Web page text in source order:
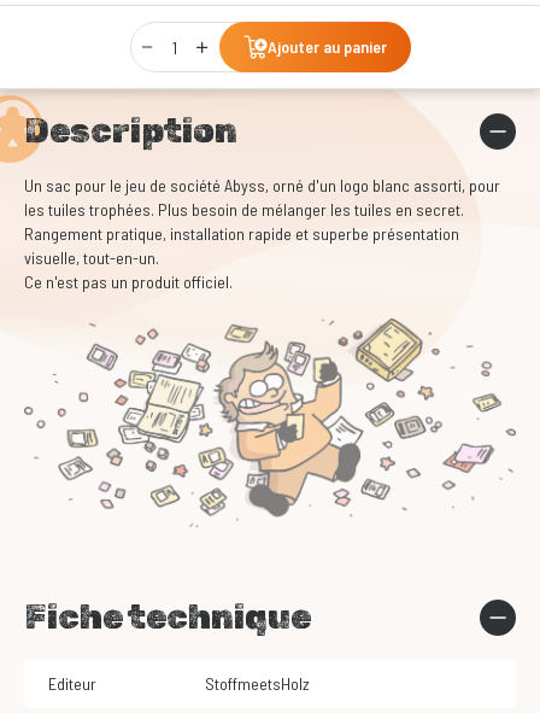
Qty
Ajouter au panier
Description
Un sac pour le jeu de société Abyss, orné d'un logo blanc assorti, pour
les tuiles trophées. Plus besoin de mélanger les tuiles en secret.
Rangement pratique, installation rapide et superbe présentation
visuelle, tout-en-un.
Ce n'est pas un produit officiel.
Fiche technique
Editeur StoffmeetsHolz